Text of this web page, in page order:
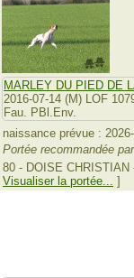
MARLEY DU PIED DE
2016-07-14 (M) LOF
Fau. PBl.Env.
naissance prévue :
Portée recommandée
80 - DOISE CHRISTIAN
Visualiser la portée... ]